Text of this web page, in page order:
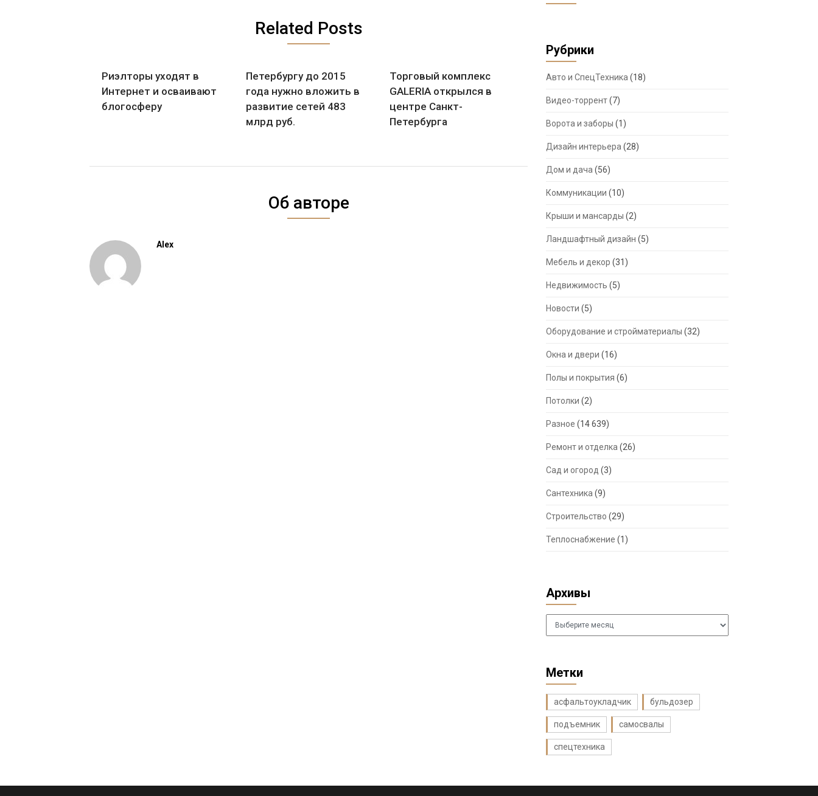
Related Posts
Риэлторы уходят в
Интернет и осваивают
блогосферу
Петербургу до 2015
года нужно вложить в
развитие сетей 483
млрд руб.
Торговый комплекс
GALERIA открылся в
центре Санкт-
Петербурга
Об авторе
Alex
Рубрики
Авто и СпецТехника (18)
Видео-торрент(7)
Ворота и заборы (1)
Дизайн интерьера (28)
Дом и дача (56)
Коммуникации (10)
Крыши и мансарды (2)
Ландшафтный дизайн (5)
Мебель и декор (31)
Недвижимость (5)
Новости (5)
Оборудование и стройматериалы (32)
Окна и двери (16)
Полы и покрытия (6)
Потолки (2)
Разное (14 639)
Ремонт и отделка (26)
Сад и огород (3)
Сантехника (9)
Строительство (29)
Теплоснабжение (1)
Архивы
Архивы
Метки
асфальтоукладчик бульдозер
подъемник самосвалы
спецтехника